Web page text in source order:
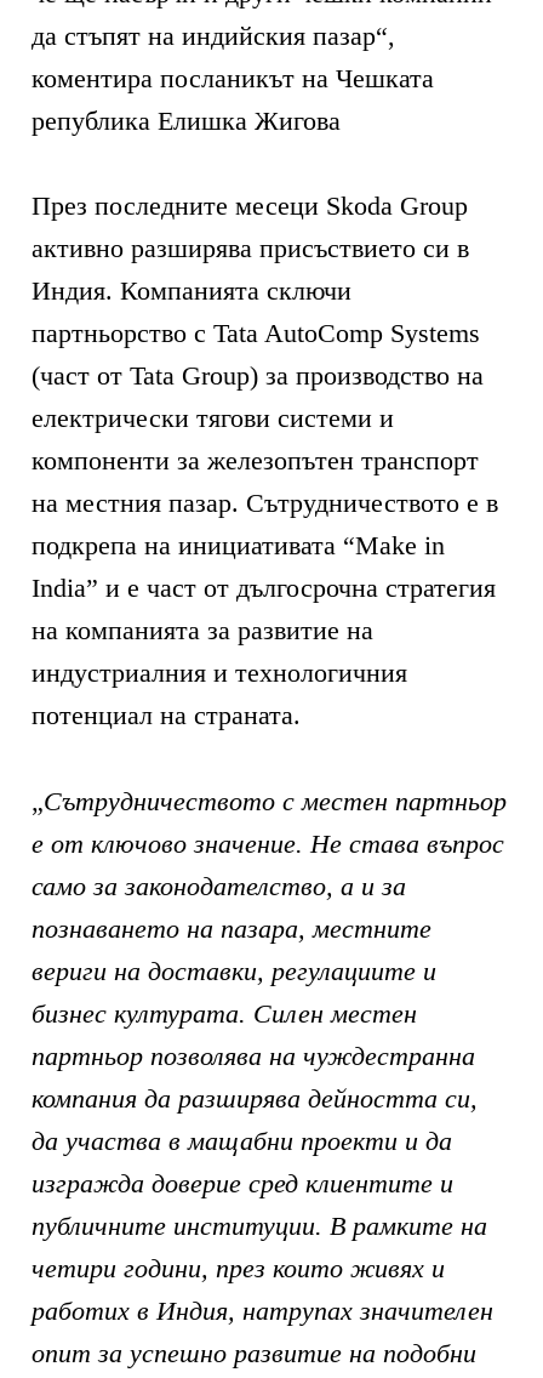
да стъпят на индийския пазар“,
коментира посланикът на Чешката
република Елишка Жигова
През последните месеци Skoda Group
активно разширява присъствието си в
Индия. Компанията сключи
партньорство с Tata AutoComp Systems
(част от Tata Group) за производство на
електрически тягови системи и
компоненти за железопътен транспорт
на местния пазар. Сътрудничеството е в
подкрепа на инициативата “Make in
India” и е част от дългосрочна стратегия
на компанията за развитие на
индустриалния и технологичния
потенциал на страната.
„Сътрудничеството с местен партньор
е от ключово значение. Не става въпрос
само за законодателство, а и за
познаването на пазара, местните
вериги на доставки, регулациите и
бизнес културата. Силен местен
партньор позволява на чуждестранна
компания да разширява дейността си,
да участва в мащабни проекти и да
изгражда доверие сред клиентите и
публичните институции. В рамките на
четири години, през които живях и
работих в Индия, натрупах значителен
опит за успешно развитие на подобни